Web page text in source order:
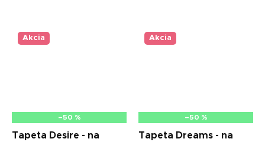
Akcia
–50 %
Tapeta Desire - na
Akcia
–50 %
Tapeta Dreams - na